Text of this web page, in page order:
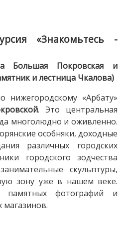
«Знакомьтесь -
Большая Покровская и
и лестница Чкалова)
нижегородскому «Арбату»
. Это центральная
многолюдно и оживленно.
особняки, доходные
различных городских
городского зодчества
скульптуры,
зону уже в нашем веке.
фотографий и
магазинов.